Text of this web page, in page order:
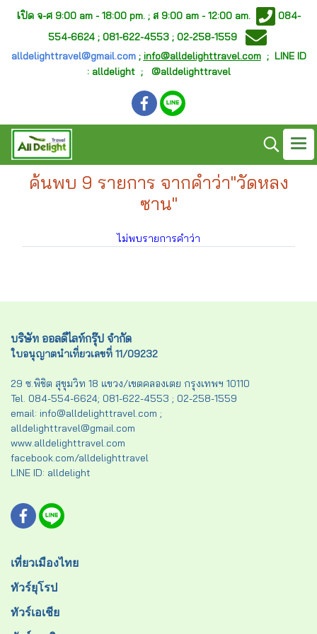
เปิด จ-ศ 9:00 am - 18:00 pm. ; ส 9:00 am - 12:00 am.
084-
554-6624 ; 081-622-4553 ; 02-258-1559
alldelighttravel@gmail.com; info@alldelighttravel.com; LINE ID
: alldelight ; @alldelighttravel
ค้นพบ 9 รายการ จากคำว่า"วัดหลง
ซาน"
ไม่พบรายการคำว่า
บริษัท ออลดีไลท์กรุ๊ป จำกัด
ใบอนุญาตนำเที่ยวเลขที่ 11/09232
29 ซ.พิชิต สุขุมวิท 18 แขวง/เขตคลองเตย กรุงเทพฯ 10110
Tel. 084-554-6624; 081-622-4553 ; 02-258-1559
email: info@alldelighttravel.com ;
alldelighttravel@gmail.com
www.alldelighttravel.com
facebook.com/alldelighttravel
LINE ID: alldelight
เที่ยวเมืองไทย
ทัวร์ยุโรป
ทัวร์เอเชีย